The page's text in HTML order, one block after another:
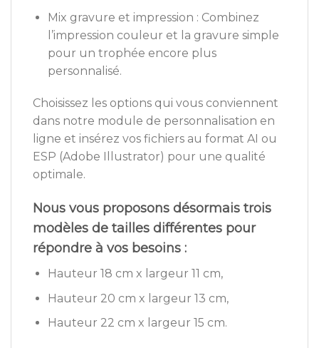
Mix gravure et impression : Combinez
l’impression couleur et la gravure simple
pour un trophée encore plus
personnalisé.
Choisissez les options qui vous conviennent
dans notre module de personnalisation en
ligne et insérez vos fichiers au format AI ou
ESP (Adobe Illustrator) pour une qualité
optimale.
Nous vous proposons désormais trois
modèles de tailles différentes pour
répondre à vos besoins :
Hauteur 18 cm x largeur 11 cm,
Hauteur 20 cm x largeur 13 cm,
Hauteur 22 cm x largeur 15 cm.